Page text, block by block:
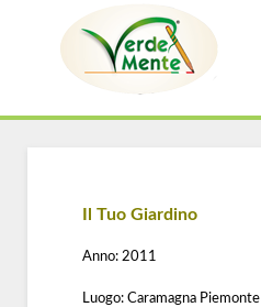
Il Tuo Giardino
Anno: 2011
Luogo: Caramagna Piemonte